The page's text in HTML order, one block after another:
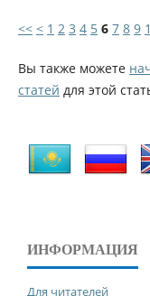
<< < 1 2 3 4 5 6 7 8 9
Вы также можете
статей для этой
ИНФОРМАЦИЯ
Для читателей